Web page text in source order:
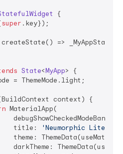
{
super .key});
State<MyApp> {
MaterialApp(
			title:
'Neumorphic Lite
theme:
darkTheme: